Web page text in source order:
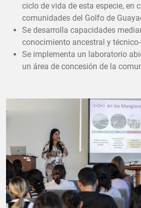
ciclo de vida de esta especie, en
comunidades del Golfo de
Se desarrolla capacidades
conocimiento ancestral y
Se implementa un laboratorio
un área de concesión de la